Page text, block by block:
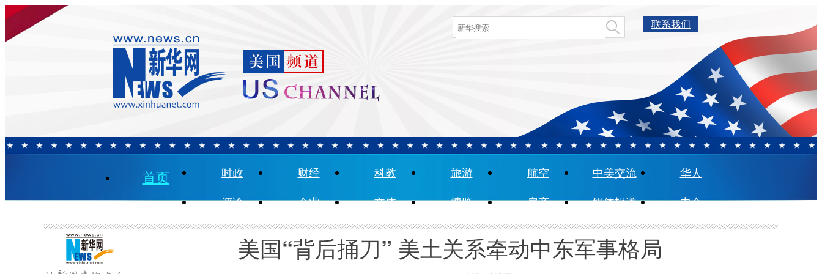
联系我们
首页 时政 财经 科教 旅游 航空 中美交流 华人
评论 企业 文体 博览 房产 媒体报道 中企
美国“背后捅刀” 美土关系牵动中东军事格局